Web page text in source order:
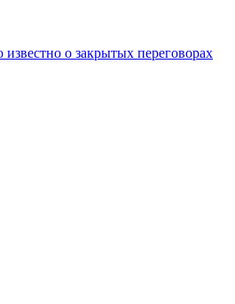
о закрытых переговорах